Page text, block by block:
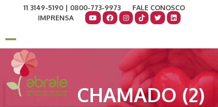
11 3149-5190 | 0800-773-9973
FALE CONOSCO
IMPRENSA
Open
mobile
menu
Close
mobile
menu
CHAMADO (2)